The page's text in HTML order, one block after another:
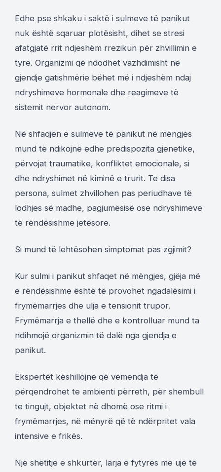
Edhe pse shkaku i saktë i sulmeve të panikut
nuk është sqaruar plotësisht, dihet se stresi
afatgjatë rrit ndjeshëm rrezikun për zhvillimin e
tyre. Organizmi që ndodhet vazhdimisht në
gjendje gatishmërie bëhet më i ndjeshëm ndaj
ndryshimeve hormonale dhe reagimeve të
sistemit nervor autonom.
Në shfaqjen e sulmeve të panikut në mëngjes
mund të ndikojnë edhe predispozita gjenetike,
përvojat traumatike, konfliktet emocionale, si
dhe ndryshimet në kiminë e trurit. Te disa
persona, sulmet zhvillohen pas periudhave të
lodhjes së madhe, pagjumësisë ose ndryshimeve
të rëndësishme jetësore.
Si mund të lehtësohen simptomat pas zgjimit?
Kur sulmi i panikut shfaqet në mëngjes, gjëja më
e rëndësishme është të provohet ngadalësimi i
frymëmarrjes dhe ulja e tensionit trupor.
Frymëmarrja e thellë dhe e kontrolluar mund ta
ndihmojë organizmin të dalë nga gjendja e
panikut.
Ekspertët këshillojnë që vëmendja të
përqendrohet te ambienti përreth, për shembull
te tingujt, objektet në dhomë ose ritmi i
frymëmarrjes, në mënyrë që të ndërpritet vala
intensive e frikës.
Një shëtitje e shkurtër, larja e fytyrës me ujë të